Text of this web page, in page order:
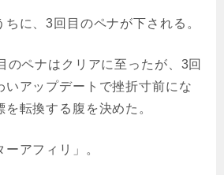
に、3回目のペナが下される。
のペナはクリアに至ったが、3回
いアップデートで挫折寸前にな
転換する腹を決めた。
アフィリ」。